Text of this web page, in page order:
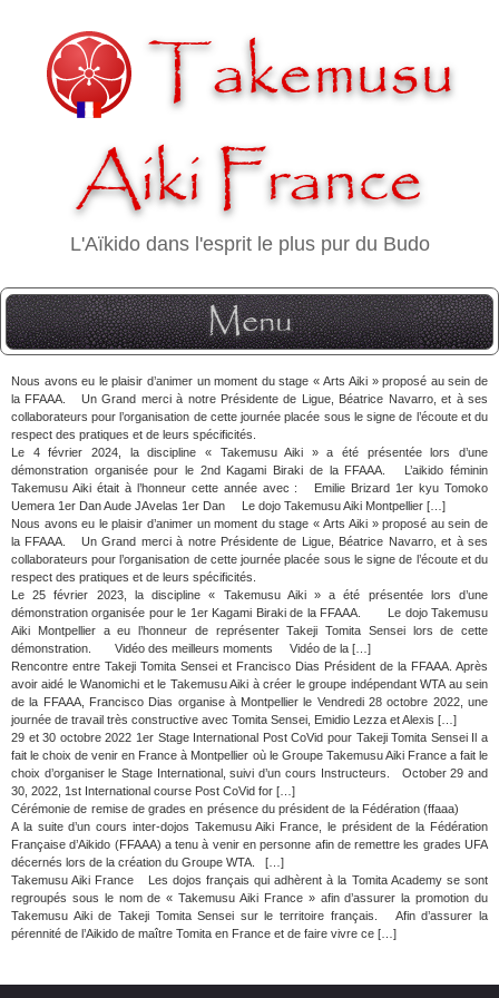
Takemusu
Aiki France
L'Aïkido dans l'esprit le plus pur du Budo
Menu
Nous avons eu le plaisir d’animer un moment du stage « Arts Aiki » proposé au sein de
la FFAAA. Un Grand merci à notre Présidente de Ligue, Béatrice Navarro, et à ses
collaborateurs pour l’organisation de cette journée placée sous le signe de l’écoute et du
respect des pratiques et de leurs spécificités.
Le 4 février 2024, la discipline « Takemusu Aiki » a été présentée lors d’une
démonstration organisée pour le 2nd Kagami Biraki de la FFAAA. L’aikido féminin
Takemusu Aiki était à l’honneur cette année avec : Emilie Brizard 1er kyu Tomoko
Uemera 1er Dan Aude JAvelas 1er Dan Le dojo Takemusu Aiki Montpellier […]
Nous avons eu le plaisir d’animer un moment du stage « Arts Aiki » proposé au sein de
la FFAAA. Un Grand merci à notre Présidente de Ligue, Béatrice Navarro, et à ses
collaborateurs pour l’organisation de cette journée placée sous le signe de l’écoute et du
respect des pratiques et de leurs spécificités.
Le 25 février 2023, la discipline « Takemusu Aiki » a été présentée lors d’une
démonstration organisée pour le 1er Kagami Biraki de la FFAAA. Le dojo Takemusu
Aiki Montpellier a eu l’honneur de représenter Takeji Tomita Sensei lors de cette
démonstration. Vidéo des meilleurs moments Vidéo de la […]
Rencontre entre Takeji Tomita Sensei et Francisco Dias Président de la FFAAA. Après
avoir aidé le Wanomichi et le Takemusu Aiki à créer le groupe indépendant WTA au sein
de la FFAAA, Francisco Dias organise à Montpellier le Vendredi 28 octobre 2022, une
journée de travail très constructive avec Tomita Sensei, Emidio Lezza et Alexis […]
29 et 30 octobre 2022 1er Stage International Post CoVid pour Takeji Tomita Sensei Il a
fait le choix de venir en France à Montpellier où le Groupe Takemusu Aiki France a fait le
choix d’organiser le Stage International, suivi d’un cours Instructeurs. October 29 and
30, 2022, 1st International course Post CoVid for […]
Cérémonie de remise de grades en présence du président de la Fédération (ffaaa)
A la suite d’un cours inter-dojos Takemusu Aiki France, le président de la Fédération
Française d’Aikido (FFAAA) a tenu à venir en personne afin de remettre les grades UFA
décernés lors de la création du Groupe WTA. […]
Takemusu Aiki France Les dojos français qui adhèrent à la Tomita Academy se sont
regroupés sous le nom de « Takemusu Aiki France » afin d’assurer la promotion du
Takemusu Aiki de Takeji Tomita Sensei sur le territoire français. Afin d’assurer la
pérennité de l’Aikido de maître Tomita en France et de faire vivre ce […]